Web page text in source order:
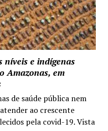
níveis e indígenas
Amazonas, em
de saúde pública nem
ao crescente
pela covid-19. Vista